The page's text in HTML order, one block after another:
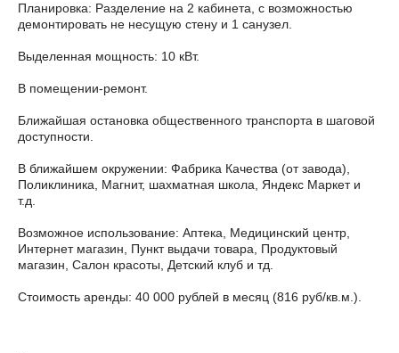
Планировка: Разделение на 2 кабинета, с возможностью
демонтировать не несущую стену и 1 санузел.
Выделенная мощность: 10 кВт.
В помещении-ремонт.
Ближайшая остановка общественного транспорта в шаговой
доступности.
В ближайшем окружении: Фабрика Качества (от завода),
Поликлиника, Магнит, шахматная школа, Яндекс Маркет и
т.д.
Возможное использование: Аптека, Медицинский центр,
Интернет магазин, Пункт выдачи товара, Продуктовый
магазин, Салон красоты, Детский клуб и тд.
Стоимость аренды: 40 000 рублей в месяц (816 руб/кв.м.).